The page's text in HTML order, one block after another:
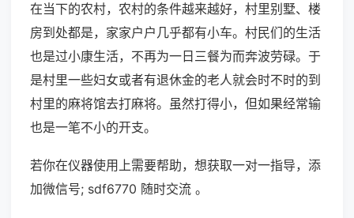
在当下的农村，农村的条件越来越好，村里别墅、楼
房到处都是，家家户户几乎都有小车。村民们的生活
也是过小康生活，不再为一日三餐为而奔波劳碌。于
是村里一些妇女或者有退休金的老人就会时不时的到
村里的麻将馆去打麻将。虽然打得小，但如果经常输
也是一笔不小的开支。
若你在仪器使用上需要帮助，想获取一对一指导，添
加微信号; sdf6770 随时交流 。